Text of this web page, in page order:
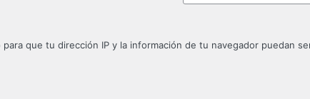
que tu dirección IP y la información de tu navegador puedan